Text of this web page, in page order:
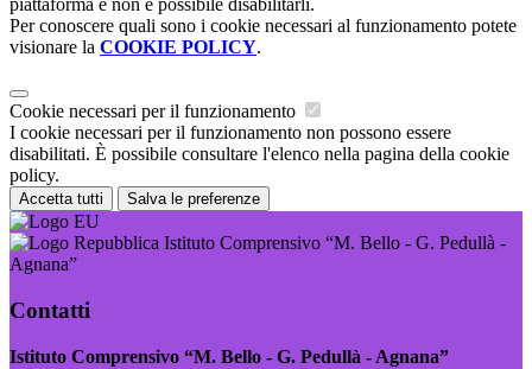
piattaforma e non è possibile disabilitarli.
Per conoscere quali sono i cookie necessari al funzionamento potete
visionare la COOKIE POLICY.
Cookie necessari per il funzionamento
I cookie necessari per il funzionamento non possono essere
disabilitati. È possibile consultare l'elenco nella pagina della cookie
policy.
Accetta tutti Salva le preferenze
Istituto Comprensivo “M. Bello - G. Pedullà -
Agnana”
Contatti
Istituto Comprensivo “M. Bello - G. Pedullà - Agnana”